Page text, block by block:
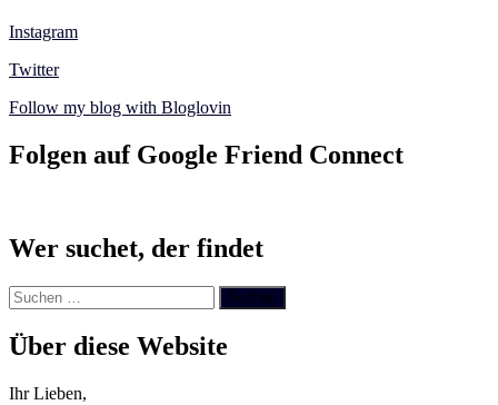
Instagram
Twitter
Follow my blog with Bloglovin
Folgen auf Google Friend Connect
Wer suchet, der findet
Suchen
nach:
Über diese Website
Ihr Lieben,